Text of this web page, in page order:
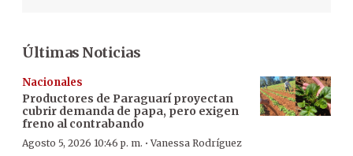
Últimas Noticias
Nacionales
Productores de Paraguarí proyectan
cubrir demanda de papa, pero exigen
freno al contrabando
Agosto 5, 2026 10:46 p. m. ·Vanessa Rodríguez